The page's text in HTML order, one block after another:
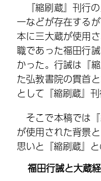
『縮刷蔵』刊行
一などが存在する
本に三大蔵が使用
職であった福田行
かった。行誡は『
た弘教書院の貫首
として『縮刷蔵』
そこで本稿では
が使用された背景
思いと『縮刷蔵』
福田行誡と大蔵